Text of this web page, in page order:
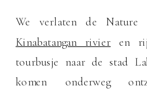
We verlaten de
Kinabatangan rivier en
tourbusje naar de stad
komen onderweg